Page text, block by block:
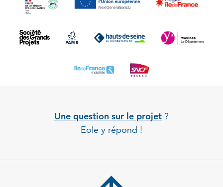
Une question sur le projet ?
Eole y répond !